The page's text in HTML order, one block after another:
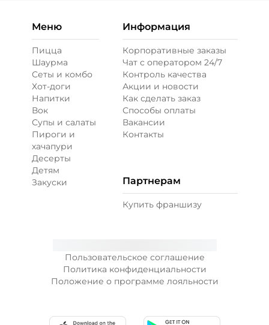
Пользовательское соглашение
Политика конфиденциальности
Положение о программе лояльности
Меню
Пицца
Шаурма
Сеты и комбо
Хот-доги
Напитки
Вок
Супы и салаты
Пироги и
хачапури
Десерты
Детям
Закуски
Информация
Корпоративные заказы
Чат с оператором 24/7
Контроль качества
Акции и новости
Как сделать заказ
Способы оплаты
Вакансии
Контакты
Партнерам
Купить франшизу